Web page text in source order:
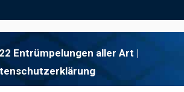
Entrümpelungen aller Art |